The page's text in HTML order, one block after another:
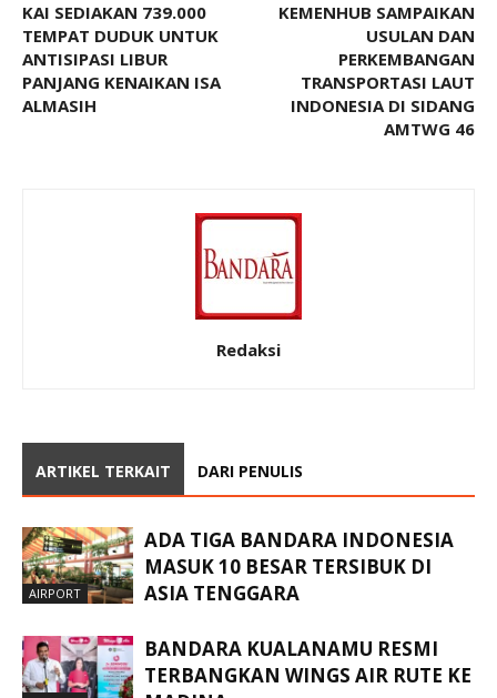
KAI SEDIAKAN 739.000
TEMPAT DUDUK UNTUK
ANTISIPASI LIBUR
PANJANG KENAIKAN ISA
ALMASIH
KEMENHUB SAMPAIKAN
USULAN DAN
PERKEMBANGAN
TRANSPORTASI LAUT
INDONESIA DI SIDANG
AMTWG 46
Redaksi
ARTIKEL TERKAIT DARI PENULIS
AIRPORT
ADA TIGA BANDARA INDONESIA
MASUK 10 BESAR TERSIBUK DI
ASIA TENGGARA
BANDARA KUALANAMU RESMI
TERBANGKAN WINGS AIR RUTE KE